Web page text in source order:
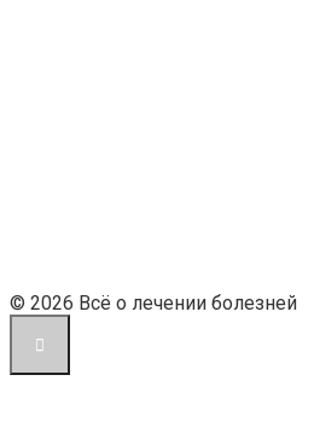
© 2026 Всё о лечении болезней